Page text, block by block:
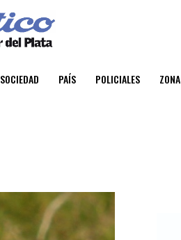
SOCIEDAD PAÍS POLICIALES ZONA